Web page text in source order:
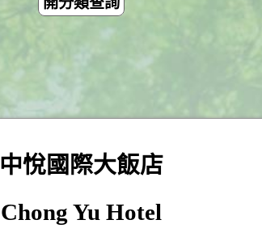
中悅國際大飯店
Chong Yu Hotel